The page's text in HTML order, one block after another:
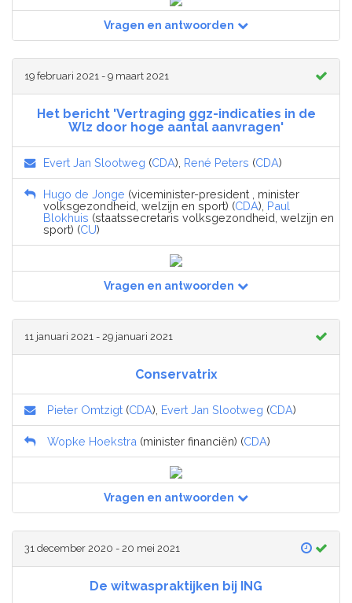
Vragen en antwoorden
19 februari 2021 - 9 maart 2021
Het bericht 'Vertraging ggz-indicaties in de
Wlz door hoge aantal aanvragen'
Evert Jan Slootweg (CDA), René Peters (CDA)
Hugo de Jonge (viceminister-president , minister
volksgezondheid, welzijn en sport) (CDA), Paul
Blokhuis (staatssecretaris volksgezondheid, welzijn en
sport) (CU)
Vragen en antwoorden
11 januari 2021 - 29 januari 2021
Conservatrix
Pieter Omtzigt (CDA), Evert Jan Slootweg (CDA)
Wopke Hoekstra (minister financiën) (CDA)
Vragen en antwoorden
31 december 2020 - 20 mei 2021
De witwaspraktijken bij ING